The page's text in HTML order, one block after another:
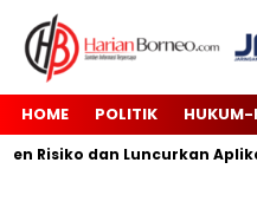
HOME POLITIK HUKUM-
Risiko dan Luncurkan